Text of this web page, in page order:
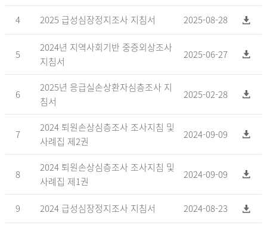
4 2025 급성심장정지조사 지침서 2025-08-28
5
2024년 지역사회기반 중증외상조사
지침서
2025-06-27
6
2025년 응급실손상환자심층조사 지
침서
2025-02-28
7
2024 퇴원손상심층조사 조사지침 및
사례집 제2권
2024-09-09
8
2024 퇴원손상심층조사 조사지침 및
사례집 제1권
2024-09-09
9 2024 급성심장정지조사 지침서 2024-08-23